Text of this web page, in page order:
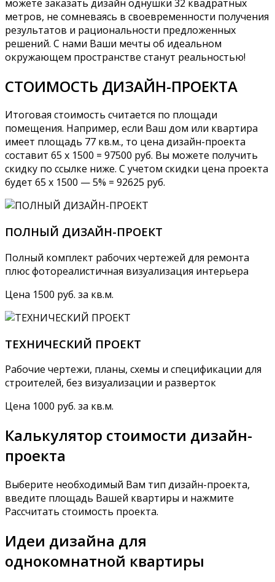
можете заказать дизайн однушки 32 квадратных
метров, не сомневаясь в своевременности получения
результатов и рациональности предложенных
решений. С нами Ваши мечты об идеальном
окружающем пространстве станут реальностью!
СТОИМОСТЬ ДИЗАЙН-ПРОЕКТА
Итоговая стоимость считается по площади
помещения. Например, если Ваш дом или квартира
имеет площадь 77 кв.м., то цена дизайн-проекта
составит 65 х 1500 = 97500 руб. Вы можете получить
скидку по ссылке ниже. С учетом скидки цена проекта
будет 65 х 1500 — 5% = 92625 руб.
ПОЛНЫЙ ДИЗАЙН-ПРОЕКТ
Полный комплект рабочих чертежей для ремонта
плюс фотореалистичная визуализация интерьера
Цена 1500 руб. за кв.м.
ТЕХНИЧЕСКИЙ ПРОЕКТ
Рабочие чертежи, планы, схемы и спецификации для
строителей, без визуализации и разверток
Цена 1000 руб. за кв.м.
Калькулятор стоимости дизайн-
проекта
Выберите необходимый Вам тип дизайн-проекта,
введите площадь Вашей квартиры и нажмите
Рассчитать стоимость проекта.
Идеи дизайна для
однокомнатной квартиры